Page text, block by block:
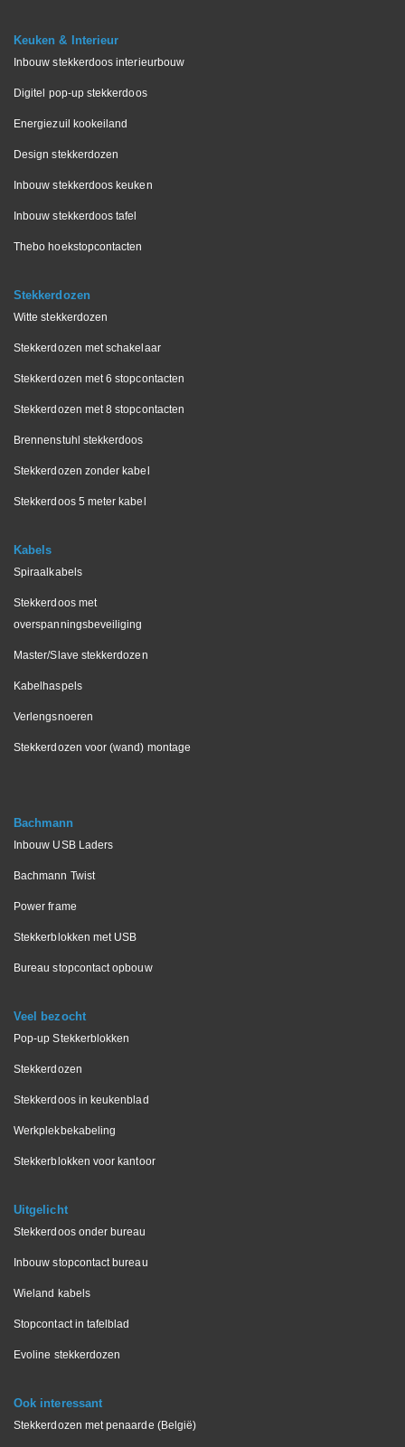
Keuken & Interieur
Inbouw stekkerdoos interieurbouw
Digitel pop-up stekkerdoos
Energiezuil kookeiland
Design stekkerdozen
Inbouw stekkerdoos keuken
Inbouw stekkerdoos tafel
Thebo hoekstopcontacten
Stekkerdozen
Witte stekkerdozen
Stekkerdozen met schakelaar
Stekkerdozen met 6 stopcontacten
Stekkerdozen met 8 stopcontacten
Brennenstuhl stekkerdoos
Stekkerdozen zonder kabel
Stekkerdoos 5 meter kabel
Kabels
Spiraalkabels
Stekkerdoos met
overspanningsbeveiliging
Master/Slave stekkerdozen
Kabelhaspels
Verlengsnoeren
Stekkerdozen voor (wand) montage
Bachmann
Inbouw USB Laders
Bachmann Twist
Power frame
Stekkerblokken met USB
Bureau stopcontact opbouw
Veel bezocht
Pop-up Stekkerblokken
Stekkerdozen
Stekkerdoos in keukenblad
Werkplekbekabeling
Stekkerblokken voor kantoor
Uitgelicht
Stekkerdoos onder bureau
Inbouw stopcontact bureau
Wieland kabels
Stopcontact in tafelblad
Evoline stekkerdozen
Ook interessant
Stekkerdozen met penaarde (België)